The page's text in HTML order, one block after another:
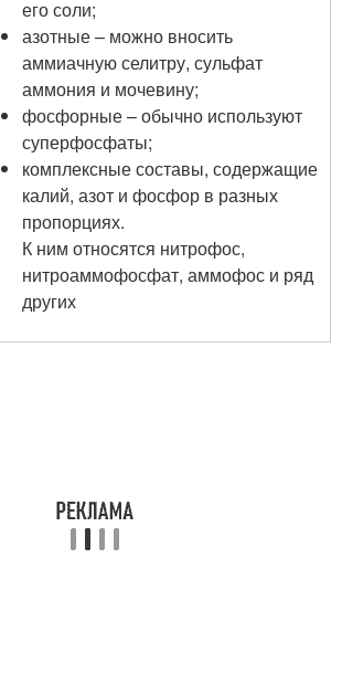
его соли;
азотные – можно вносить
аммиачную селитру, сульфат
аммония и мочевину;
фосфорные – обычно используют
суперфосфаты;
комплексные составы, содержащие
калий, азот и фосфор в разных
пропорциях.
К ним относятся нитрофос,
нитроаммофосфат, аммофос и ряд
других